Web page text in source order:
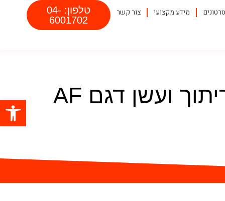
סרטונים מידע מקצועי צור קשר
טלפון: 04-
6001702
שואב אבק תעשייתי – שואב אבקת FLUX ריתוך ועשן דגם AF פתח